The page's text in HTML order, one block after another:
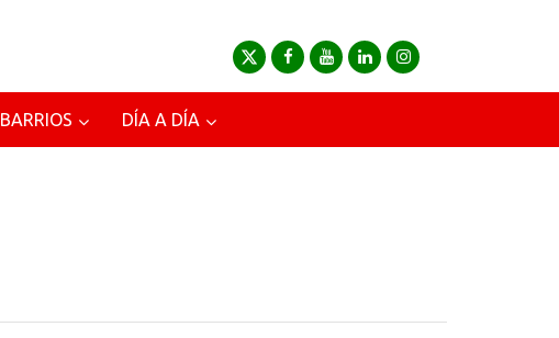
BARRIOS DÍA A DÍA